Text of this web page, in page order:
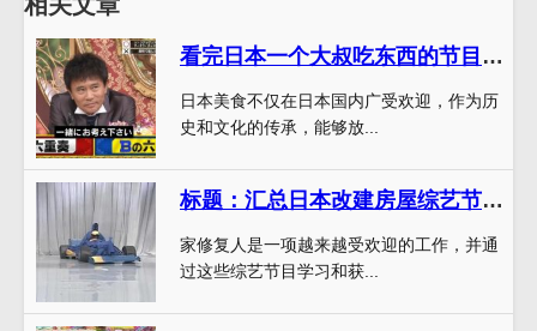
相关文章
看完日本一个大叔吃东西的节目，你还会吃传统观念中被忽略的美食吗？
日本美食不仅在日本国内广受欢迎，作为历
史和文化的传承，能够放...
标题：汇总日本改建房屋综艺节目家修复人全集下载地址分享
家修复人是一项越来越受欢迎的工作，并通
过这些综艺节目学习和获...